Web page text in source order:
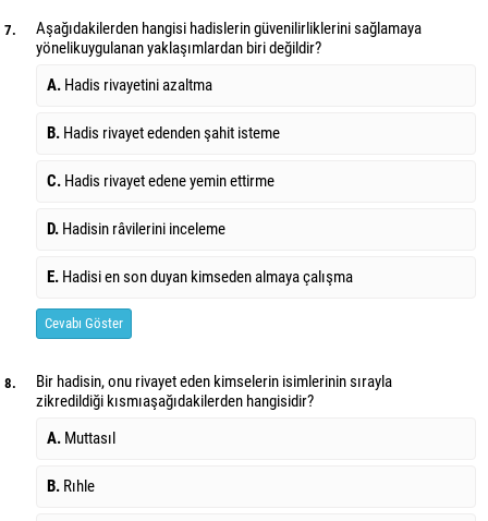
7.
Aşağıdakilerden hangisi hadislerin güvenilirliklerini sağlamaya
yönelikuygulanan yaklaşımlardan biri değildir?
A. Hadis rivayetini azaltma
B. Hadis rivayet edenden şahit isteme
C. Hadis rivayet edene yemin ettirme
D. Hadisin râvilerini inceleme
E. Hadisi en son duyan kimseden almaya çalışma
Cevabı Göster
8.
Bir hadisin, onu rivayet eden kimselerin isimlerinin sırayla
zikredildiği kısmıaşağıdakilerden hangisidir?
A. Muttasıl
B. Rıhle